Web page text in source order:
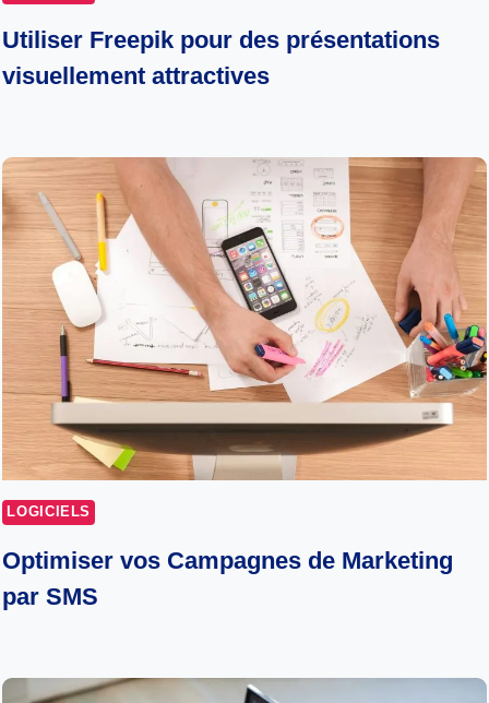
Utiliser Freepik pour des présentations
visuellement attractives
LOGICIELS
Optimiser vos Campagnes de Marketing
par SMS